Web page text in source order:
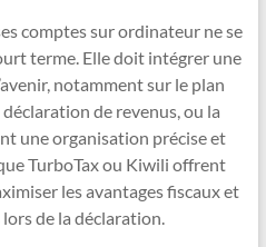
comptes sur ordinateur ne se
terme. Elle doit intégrer une
notamment sur le plan
de revenus, ou la
une organisation précise et
TurboTax ou Kiwili offrent
les avantages fiscaux et
de la déclaration.